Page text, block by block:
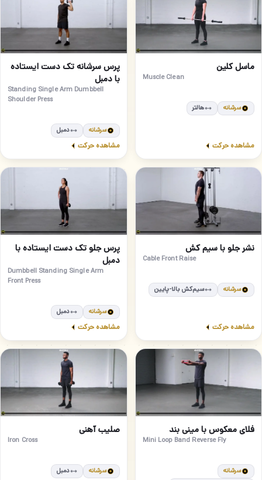
39
ماسل کلین
Muscle Clean
سرشانه هالتر
مشاهده حرکت
پرس سرشانه تک دست ایستاده
با دمبل
Standing Single Arm Dumbbell
Shoulder Press
سرشانه دمبل
مشاهده حرکت
41
نشر جلو با سیم کش
Cable Front Raise
سرشانه سیم‌کش بالا-پایین
مشاهده حرکت
پرس جلو تک دست ایستاده با
دمبل
Dumbbell Standing Single Arm
Front Press
سرشانه دمبل
مشاهده حرکت
43
فلای معکوس با مینی بند
Mini Loop Band Reverse Fly
سرشانه
متوسط
صلیب آهنی
Iron Cross
سرشانه دمبل